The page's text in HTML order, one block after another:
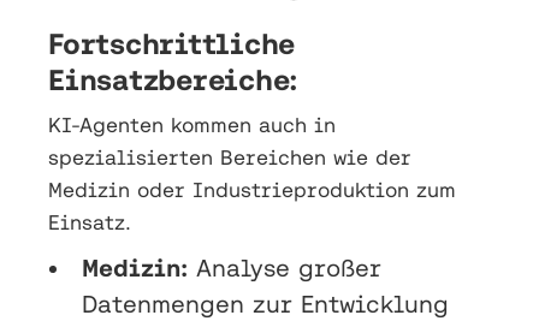
Fortschrittliche
Einsatzbereiche:
KI-Agenten kommen auch in
spezialisierten Bereichen wie der
Medizin oder Industrieproduktion zum
Einsatz.
Medizin: Analyse großer
Datenmengen zur Entwicklung